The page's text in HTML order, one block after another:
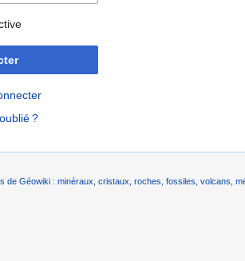
?
de Géowiki : minéraux, cristaux, roches, fossiles, volcans,